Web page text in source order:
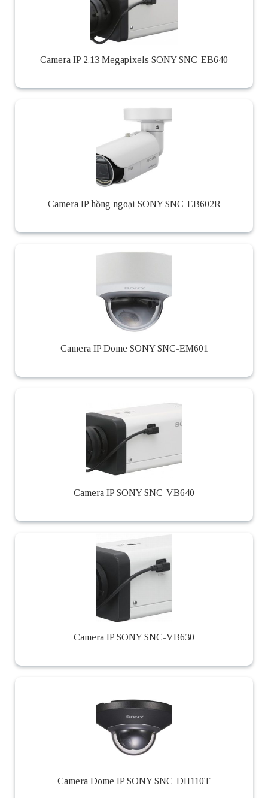
Camera IP 2.13 Megapixels SONY SNC-EB640
Camera IP hồng ngoại SONY SNC-EB602R
Camera IP Dome SONY SNC-EM601
Camera IP SONY SNC-VB640
Camera IP SONY SNC-VB630
Camera Dome IP SONY SNC-DH110T